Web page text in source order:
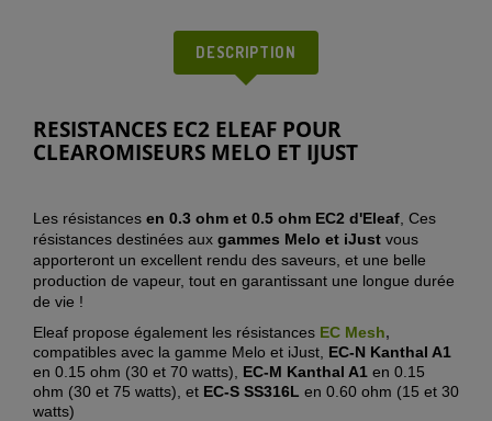
DESCRIPTION
RESISTANCES EC2 ELEAF POUR
CLEAROMISEURS MELO ET IJUST
Les résistances en 0.3 ohm et 0.5 ohm EC2 d'Eleaf , Ces
résistances destinées aux gammes Melo et iJust vous
apporteront un excellent rendu des saveurs, et une belle
production de vapeur, tout en garantissant une longue durée
de vie !
Eleaf propose également les résistances EC Mesh,
compatibles avec la gamme Melo et iJust, EC-N Kanthal A1
en 0.15 ohm (30 et 70 watts), EC-M Kanthal A1 en 0.15
ohm (30 et 75 watts), et EC-S SS316L en 0.60 ohm (15 et 30
watts)